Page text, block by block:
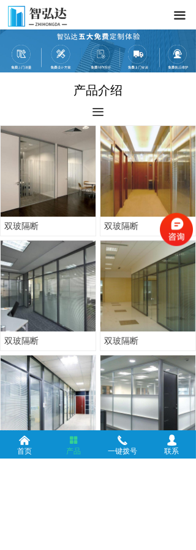
끀
产品介绍
双玻隔断 双玻隔断
双玻隔断 双玻隔断
双玻隔断 多格隔断
끀
낀
首页
넒
产品
끅
一键拨号
넙
联系